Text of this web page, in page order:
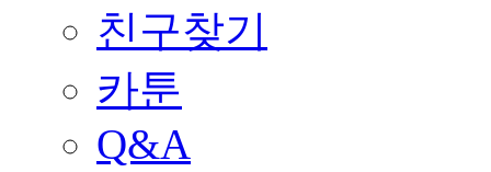
친구찾기
카툰
Q&A